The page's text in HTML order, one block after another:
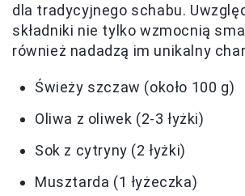
dla tradycyjnego schabu.
składniki nie tylko wzmocnią
również nadadzą im unikalny
Świeży szczaw (około 100 g)
Oliwa z oliwek (2-3 łyżki)
Sok z cytryny (2 łyżki)
Musztarda (1 łyżeczka)